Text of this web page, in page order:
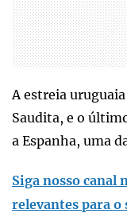
A estreia
Saudita, e o
a Espanha, uma
Siga nosso canal
relevantes para o